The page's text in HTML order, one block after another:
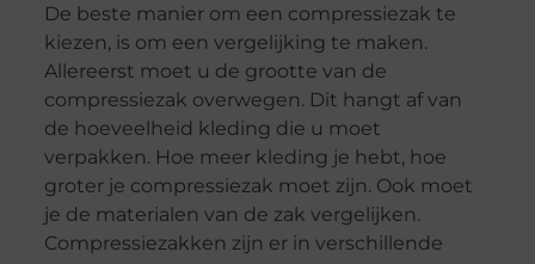
De beste manier om een compressiezak te
kiezen, is om een vergelijking te maken.
Allereerst moet u de grootte van de
compressiezak overwegen. Dit hangt af van
de hoeveelheid kleding die u moet
verpakken. Hoe meer kleding je hebt, hoe
groter je compressiezak moet zijn. Ook moet
je de materialen van de zak vergelijken.
Compressiezakken zijn er in verschillende